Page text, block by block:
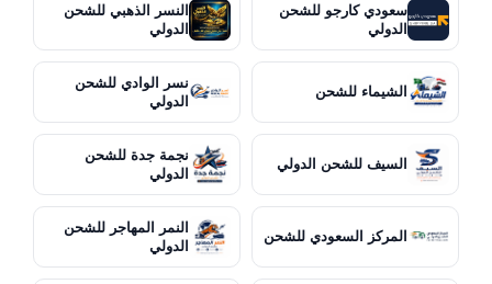
سعودي كارجو للشحن
الدولي
النسر الذهبي للشحن
الدولي
الشيماء للشحن
نسر الوادي للشحن
الدولي
السيف للشحن الدولي
نجمة جدة للشحن
الدولي
المركز السعودي للشحن
النمر المهاجر للشحن
الدولي